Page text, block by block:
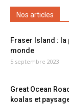
Nos articles
Fraser Island :
monde
5 septembre 2023
Great Ocean
koalas et